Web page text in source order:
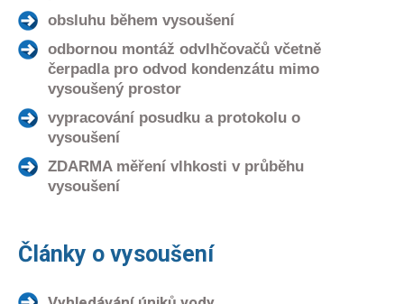
obsluhu během vysoušení
odbornou montáž odvlhčovačů včetně
čerpadla pro odvod kondenzátu mimo
vysoušený prostor
vypracování posudku a protokolu o
vysoušení
ZDARMA měření vlhkosti v průběhu
vysoušení
Články o vysoušení